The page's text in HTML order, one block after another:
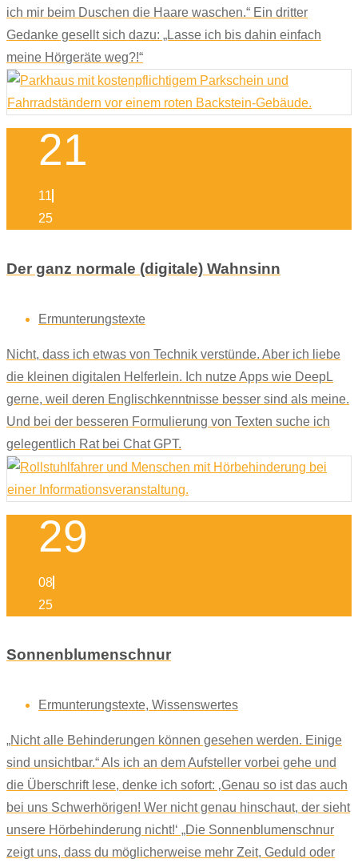
ich mir beim Duschen die Haare waschen.“ Ein dritter
Gedanke gesellt sich dazu: „Lasse ich bis dahin einfach
meine Hörgeräte weg?!“
21
11
25
Der ganz normale (digitale) Wahnsinn
Ermunterungstexte
Nicht, dass ich etwas von Technik verstünde. Aber ich liebe
die kleinen digitalen Helferlein. Ich nutze Apps wie DeepL
gerne, weil deren Englischkenntnisse besser sind als meine.
Und bei der besseren Formulierung von Texten suche ich
gelegentlich Rat bei Chat GPT.
29
08
25
Sonnenblumenschnur
Ermunterungstexte, Wissenswertes
„Nicht alle Behinderungen können gesehen werden. Einige
sind unsichtbar.“ Als ich an dem Aufsteller vorbei gehe und
die Überschrift lese, denke ich sofort: ‚Genau so ist das auch
bei uns Schwerhörigen! Wer nicht genau hinschaut, der sieht
unsere Hörbehinderung nicht!‘ „Die Sonnenblumenschnur
zeigt uns, dass du möglicherweise mehr Zeit, Geduld oder